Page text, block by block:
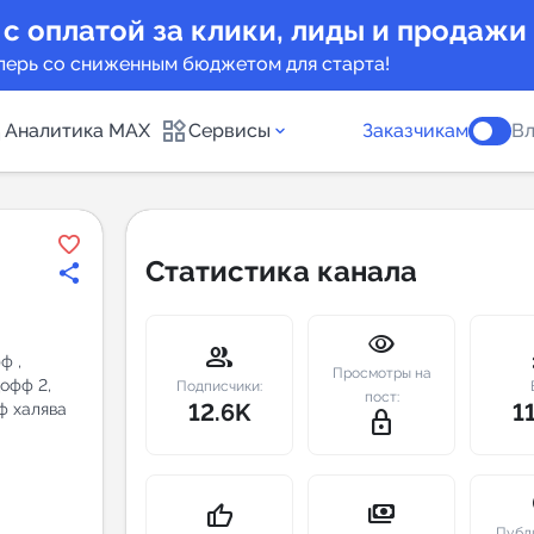
оплатой за клики, лиды и продажи
со сниженным бюджетом для старта!
Аналитика MAX Сервисы
Telegram
New
Заказчикам
,
2,
халява
Статистика канала
group
Подписчики:
12.6K
visibility
Просмотры на
пост:
lock_outline
thumb_up payments